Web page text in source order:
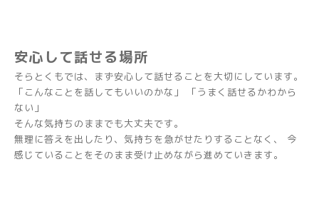
安心して話せる場所
そらとくもでは、まず安心して話せることを大切にしています。
「こんなことを話してもいいのかな」 「うまく話せるかわから
ない」
そんな気持ちのままでも大丈夫です。
無理に答えを出したり、気持ちを急がせたりすることなく、 今
感じていることをそのまま受け止めながら進めていきます。